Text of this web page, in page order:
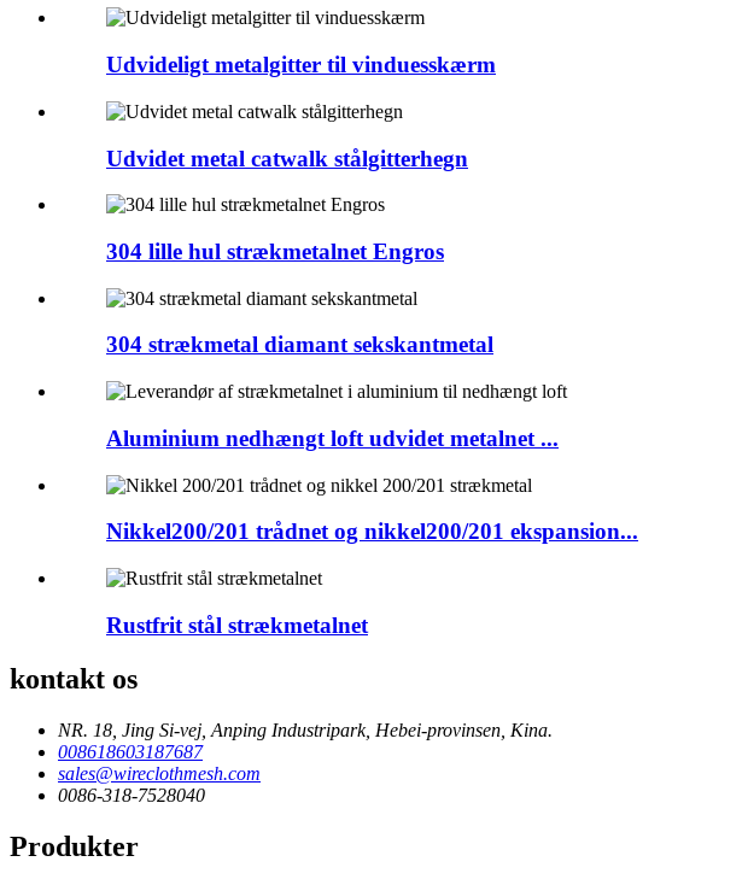
Udvideligt metalgitter til vinduesskærm
Udvidet metal catwalk stålgitterhegn
304 lille hul strækmetalnet Engros
304 strækmetal diamant sekskantmetal
Aluminium nedhængt loft udvidet metalnet ...
Nikkel200/201 trådnet og nikkel200/201 ekspansion...
Rustfrit stål strækmetalnet
kontakt os
NR. 18, Jing Si-vej, Anping Industripark, Hebei-provinsen, Kina.
008618603187687
sales@wireclothmesh.com
0086-318-7528040
Produkter